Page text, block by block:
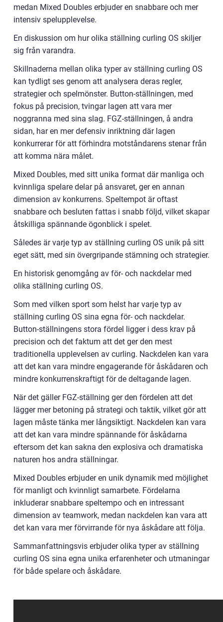
medan Mixed Doubles erbjuder en snabbare och mer
intensiv spelupplevelse.
En diskussion om hur olika ställning curling OS skiljer
sig från varandra.
Skillnaderna mellan olika typer av ställning curling OS
kan tydligt ses genom att analysera deras regler,
strategier och spelmönster. Button-ställningen, med
fokus på precision, tvingar lagen att vara mer
noggranna med sina slag. FGZ-ställningen, å andra
sidan, har en mer defensiv inriktning där lagen
konkurrerar för att förhindra motståndarens stenar från
att komma nära målet.
Mixed Doubles, med sitt unika format där manliga och
kvinnliga spelare delar på ansvaret, ger en annan
dimension av konkurrens. Speltempot är oftast
snabbare och besluten fattas i snabb följd, vilket skapar
åtskilliga spännande ögonblick i spelet.
Således är varje typ av ställning curling OS unik på sitt
eget sätt, med sin övergripande stämning och strategier.
En historisk genomgång av för- och nackdelar med
olika ställning curling OS.
Som med vilken sport som helst har varje typ av
ställning curling OS sina egna för- och nackdelar.
Button-ställningens stora fördel ligger i dess krav på
precision och det faktum att det ger den mest
traditionella upplevelsen av curling. Nackdelen kan vara
att det kan vara mindre engagerande för åskådaren och
mindre konkurrenskraftigt för de deltagande lagen.
När det gäller FGZ-ställning ger den fördelen att det
lägger mer betoning på strategi och taktik, vilket gör att
lagen måste tänka mer långsiktigt. Nackdelen kan vara
att det kan vara mindre spännande för åskådarna
eftersom det kan sakna den explosiva och dramatiska
naturen hos andra ställningar.
Mixed Doubles erbjuder en unik dynamik med möjlighet
för manligt och kvinnligt samarbete. Fördelarna
inkluderar snabbare speltempo och en intressant
dimension av teamwork, medan nackdelen kan vara att
det kan vara mer förvirrande för nya åskådare att följa.
Sammanfattningsvis erbjuder olika typer av ställning
curling OS sina egna unika erfarenheter och utmaningar
för både spelare och åskådare.